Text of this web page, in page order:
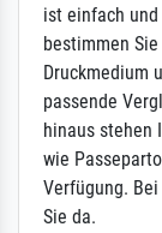
ist einfach
bestimmen
Druckmedium
passende
hinaus stehen
wie
Verfügung.
Sie da.